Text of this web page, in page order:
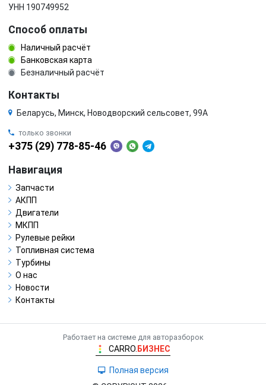
УНН 190749952
Способ оплаты
Наличный расчёт
Банковская карта
Безналичный расчёт
Контакты
Беларусь, Минск, Новодворский сельсовет, 99А
только звонки
+375 (29) 778-85-46
Навигация
Запчасти
АКПП
Двигатели
МКПП
Рулевые рейки
Топливная система
Турбины
О нас
Новости
Контакты
Работает на системе для авторазборок
CARRO. БИЗНЕС
Полная версия